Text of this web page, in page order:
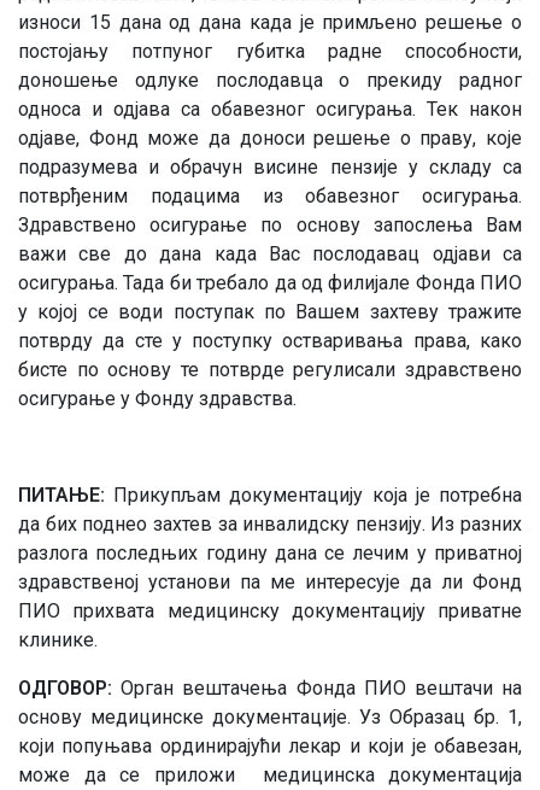
износи 15 дана од дана када је примљено решење о
постојању потпуног губитка радне способности,
доношење одлуке послодавца о прекиду радног
односа и одјава са обавезног осигурања. Тек након
одјаве, Фонд може да доноси решење о праву, које
подразумева и обрачун висине пензије у складу са
потврђеним подацима из обавезног осигурања.
Здравствено осигурање по основу запослења Вам
важи све до дана када Вас послодавац одјави са
осигурања. Тада би требало да од филијале Фонда ПИО
у којој се води поступак по Вашем захтеву тражите
потврду да сте у поступку остваривања права, како
бисте по основу те потврде регулисали здравствено
осигурање у Фонду здравства.
ПИТАЊЕ: Прикупљам документацију која је потребна
да бих поднео захтев за инвалидску пензију. Из разних
разлога последњих годину дана се лечим у приватној
здравственој установи па ме интересује да ли Фонд
ПИО прихвата медицинску документацију приватне
клинике.
ОДГОВОР:Орган вештачења Фонда ПИО вештачи на
основу медицинске документације. Уз Образац бр. 1,
који попуњава ординирајући лекар и који је обавезан,
може да се приложи медицинска документација